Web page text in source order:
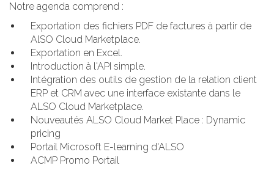
Notre agenda comprend :
Exportation des fichiers PDF de factures à partir de
AlSO Cloud Marketplace.
Exportation en Excel.
Introduction à l'API simple.
Intégration des outils de gestion de la relation client
ERP et CRM avec une interface existante dans le
ALSO Cloud Marketplace.
Nouveautés ALSO Cloud Market Place : Dynamic
pricing
Portail Microsoft E-learning d'ALSO
ACMP Promo Portail